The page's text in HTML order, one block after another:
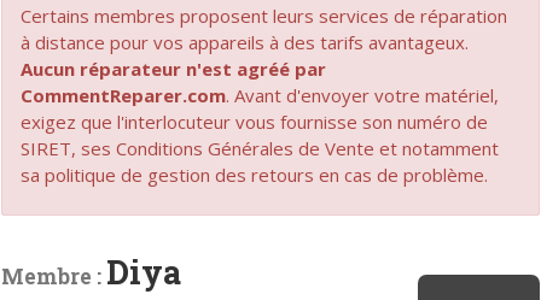
Certains membres proposent leurs services de réparation
à distance pour vos appareils à des tarifs avantageux.
Aucun réparateur n'est agréé par
CommentReparer.com. Avant d'envoyer votre matériel,
exigez que l'interlocuteur vous fournisse son numéro de
SIRET, ses Conditions Générales de Vente et notamment
sa politique de gestion des retours en cas de problème.
Membre : Diya